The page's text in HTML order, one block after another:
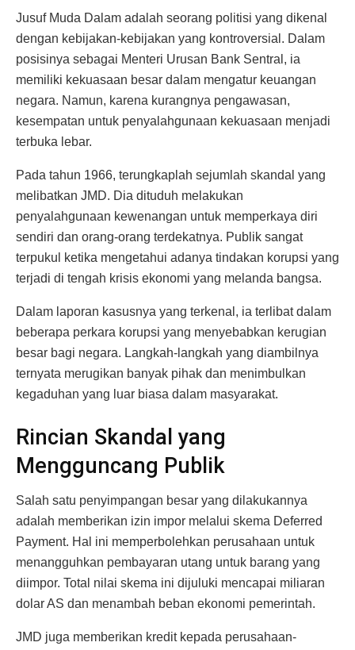
Jusuf Muda Dalam adalah seorang politisi yang dikenal
dengan kebijakan-kebijakan yang kontroversial. Dalam
posisinya sebagai Menteri Urusan Bank Sentral, ia
memiliki kekuasaan besar dalam mengatur keuangan
negara. Namun, karena kurangnya pengawasan,
kesempatan untuk penyalahgunaan kekuasaan menjadi
terbuka lebar.
Pada tahun 1966, terungkaplah sejumlah skandal yang
melibatkan JMD. Dia dituduh melakukan
penyalahgunaan kewenangan untuk memperkaya diri
sendiri dan orang-orang terdekatnya. Publik sangat
terpukul ketika mengetahui adanya tindakan korupsi yang
terjadi di tengah krisis ekonomi yang melanda bangsa.
Dalam laporan kasusnya yang terkenal, ia terlibat dalam
beberapa perkara korupsi yang menyebabkan kerugian
besar bagi negara. Langkah-langkah yang diambilnya
ternyata merugikan banyak pihak dan menimbulkan
kegaduhan yang luar biasa dalam masyarakat.
Rincian Skandal yang
Mengguncang Publik
Salah satu penyimpangan besar yang dilakukannya
adalah memberikan izin impor melalui skema Deferred
Payment. Hal ini memperbolehkan perusahaan untuk
menangguhkan pembayaran utang untuk barang yang
diimpor. Total nilai skema ini dijuluki mencapai miliaran
dolar AS dan menambah beban ekonomi pemerintah.
JMD juga memberikan kredit kepada perusahaan-